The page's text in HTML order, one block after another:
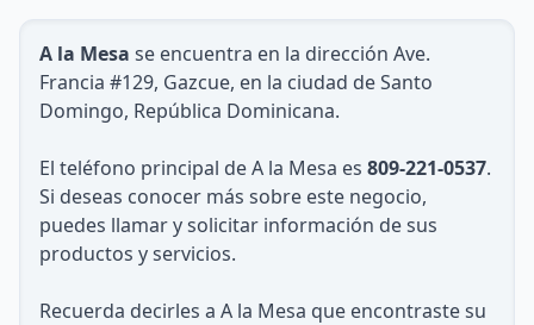
A la Mesa se encuentra en la dirección Ave.
Francia #129, Gazcue, en la ciudad de Santo
Domingo, República Dominicana.
El teléfono principal de A la Mesa es 809-221-0537.
Si deseas conocer más sobre este negocio,
puedes llamar y solicitar información de sus
productos y servicios.
Recuerda decirles a A la Mesa que encontraste su